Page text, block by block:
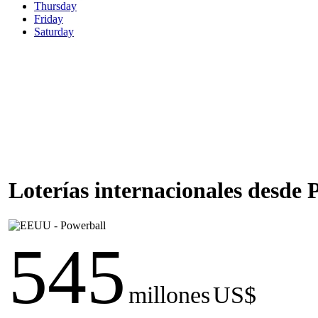
Thursday
Friday
Saturday
Loterías internacionales desde
545 millonesUS$